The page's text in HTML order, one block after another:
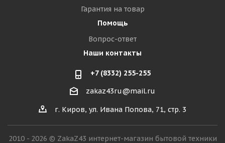
Гарантия на товар
Помощь
Вопрос-ответ
Наши контакты
+7 (8332) 255-255
zakaz43ru@mail.ru
г. Киров, ул. Ивана Попова, 71, стр. 3
2010 - 2026 © ZakaZ43 интернет-магазин бытовой техники